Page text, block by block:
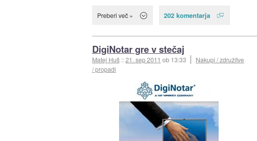
Preberi več » 202 komentarja
DigiNotar gre v stečaj
Matej Huš ::21. sep 2011 ob 13:33
Nakupi / združitve
/ propadi